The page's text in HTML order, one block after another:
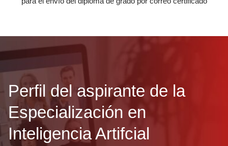
Perfil del aspirante de la
Especialización en
Inteligencia Artifcial